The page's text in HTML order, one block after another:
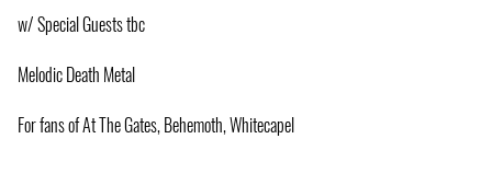
w/ Special Guests tbc
Melodic Death Metal
For fans of At The Gates, Behemoth, Whitecapel